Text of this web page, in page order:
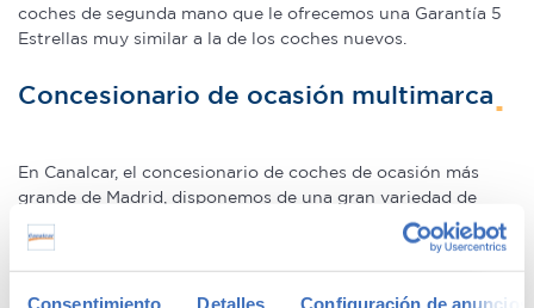
Consentimiento Detalles Configuración de anuncios
coches de segunda mano que le ofrecemos una Garantía 5
Estrellas muy similar a la de los coches nuevos.
Concesionario de ocasión multimarca
En Canalcar, el concesionario de coches de ocasión más
grande de Madrid, disponemos de una gran variedad de
marcas y modelos. Encuentra el vehículo de segunda mano
que mejor se adapte a tus necesidades, con la mejor
relación calidad-precio. O si lo prefieres, ven a vernos y te
aconsejamos.